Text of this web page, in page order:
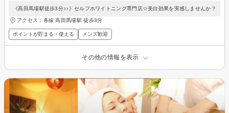
《高田馬場駅徒歩3分♪♪》セルフホワイトニング専門店☆美白効果を実感しませんか？
アクセス：各線 高田馬場駅 徒歩3分
ポイントが貯まる・使える メンズ歓迎
その他の情報を表示